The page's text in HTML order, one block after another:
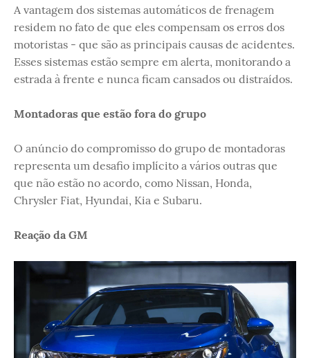
A vantagem dos sistemas automáticos de frenagem
residem no fato de que eles compensam os erros dos
motoristas - que são as principais causas de acidentes.
Esses sistemas estão sempre em alerta, monitorando a
estrada à frente e nunca ficam cansados ou distraídos.
Montadoras que estão fora do grupo
O anúncio do compromisso do grupo de montadoras
representa um desafio implícito a vários outras que
que não estão no acordo, como Nissan, Honda,
Chrysler Fiat, Hyundai, Kia e Subaru.
Reação da GM